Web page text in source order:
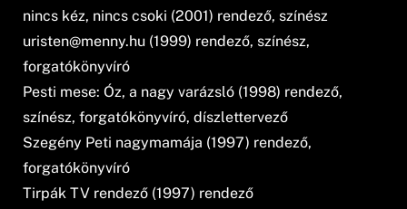
nincs kéz, nincs csoki (2001) rendező, színész
uristen@menny.hu (1999) rendező, színész,
forgatókönyvíró
Pesti mese: Óz, a nagy varázsló (1998) rendező,
színész, forgatókönyvíró, díszlettervező
Szegény Peti nagymamája (1997) rendező,
forgatókönyvíró
Tirpák TV rendező (1997) rendező